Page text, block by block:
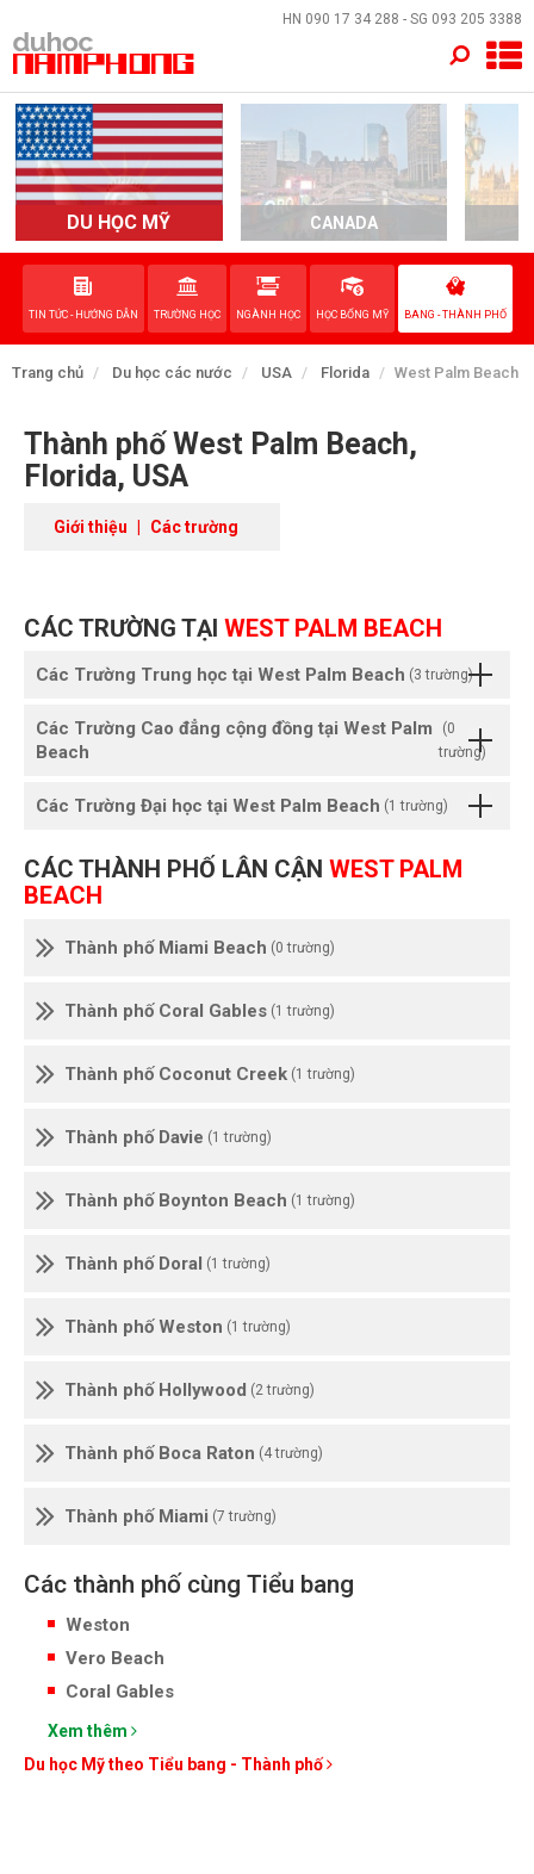
HN 090 17 34 288 - SG 093 205 3388
DU HỌC MỸ CANADA
TIN TỨC - HƯỚNG DẪN TRƯỜNG HỌC NGÀNH HỌC HỌC BỔNG MỸ BANG - THÀNH PHỐ
Trang chủ Du học các nước USA Florida West Palm Beach
Thành phố West Palm Beach,
Florida, USA
Giới thiệu | Các trường
CÁC TRƯỜNG TẠI WEST PALM BEACH
Các Trường Trung học tại West Palm Beach (3 trường)
Các Trường Cao đẳng cộng đồng tại West Palm
Beach
(0
trường)
Các Trường Đại học tại West Palm Beach (1 trường)
CÁC THÀNH PHỐ LÂN CẬN WEST PALM
BEACH
Thành phố Miami Beach (0 trường)
Thành phố Coral Gables (1 trường)
Thành phố Coconut Creek (1 trường)
Thành phố Davie (1 trường)
Thành phố Boynton Beach (1 trường)
Thành phố Doral (1 trường)
Thành phố Weston (1 trường)
Thành phố Hollywood (2 trường)
Thành phố Boca Raton (4 trường)
Thành phố Miami (7 trường)
Các thành phố cùng Tiểu bang
Weston
Vero Beach
Coral Gables
Xem thêm
Du học Mỹ theo Tiểu bang - Thành phố
×
TRANG CHỦ
QUỐC GIA
EVENTS
DỊCH VỤ
VỀ NAM PHONG